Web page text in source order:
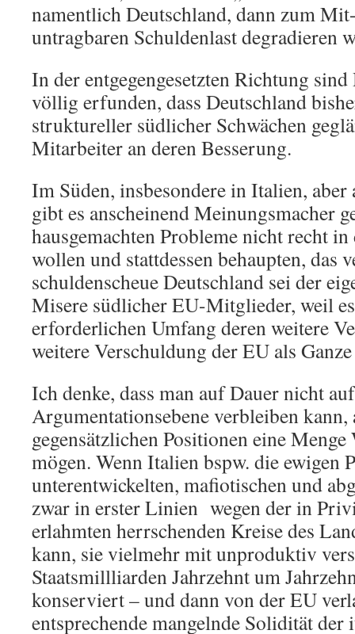
namentlich Deutschland, dann zum
untragbaren Schuldenlast degradieren
In der entgegengesetzten Richtung
völlig erfunden, dass Deutschland
struktureller südlicher Schwächen
Mitarbeiter an deren Besserung.
Im Süden, insbesondere in Italien,
gibt es anscheinend Meinungsmacher
hausgemachten Probleme nicht recht
wollen und stattdessen behaupten, das
schuldenscheue Deutschland sei der
Misere südlicher EU-Mitglieder, weil
erforderlichen Umfang deren weitere
weitere Verschuldung der EU als
Ich denke, dass man auf Dauer nicht
Argumentationsebene verbleiben
gegensätzlichen Positionen eine Menge
mögen. Wenn Italien bspw. die ewigen
unterentwickelten, mafiotischen und
zwar in erster Linien wegen der in
erlahmten herrschenden Kreise des
kann, sie vielmehr mit unproduktiv
Staatsmillliarden Jahrzehnt um
konserviert – und dann von der EU
entsprechende mangelnde Solidität der